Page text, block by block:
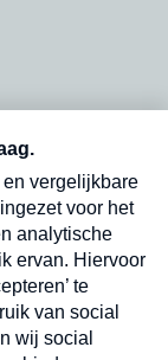
in
Verzend